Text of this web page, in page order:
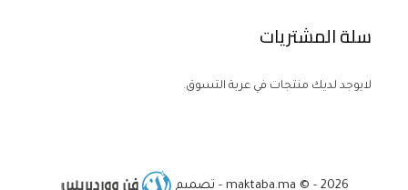
سلة المشتريات
لايوجد لديك منتجات في عربة التسوق.
maktaba.ma © - 2026 - تصميم
Item added to cart.
Checkout